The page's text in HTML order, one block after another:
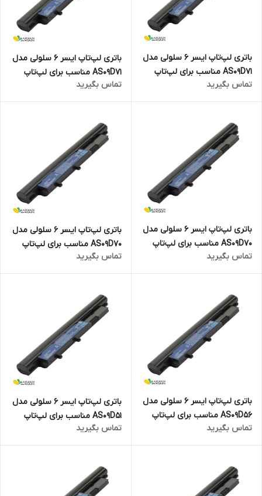
باتری لپ‌تاپ ایسر 6 سلولی مدل
AS09D71 مناسب برای لپ‌تاپ
Aspire 5810T
تماس بگیرید
باتری لپ‌تاپ ایسر 6 سلولی مدل
AS09D71 مناسب برای لپ‌تاپ
Aspire 5538
تماس بگیرید
باتری لپ‌تاپ ایسر 6 سلولی مدل
AS09D70 مناسب برای لپ‌تاپ
Aspire 5538
تماس بگیرید
باتری لپ‌تاپ ایسر 6 سلولی مدل
AS09D70 مناسب برای لپ‌تاپ
Aspire 5534
تماس بگیرید
باتری لپ‌تاپ ایسر 6 سلولی مدل
AS09D56 مناسب برای لپ‌تاپ
Aspire 5410
تماس بگیرید
باتری لپ‌تاپ ایسر 6 سلولی مدل
AS09D51 مناسب برای لپ‌تاپ
Aspire 4810T
تماس بگیرید